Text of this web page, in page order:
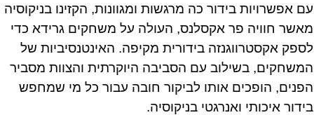
עם אפשרויות בידור כה מרגשות ומגוונות, הקזינו בניקוסיה
מאשר חוויה פר אקסלנס, העולה על משחקים גרידא כדי
לספק אקסטרווגנזה בידורית מקיפה. האינטנסיביות של
המשחקים, בשילוב עם הסביבה היוקרתית והצוות מסביר
הפנים, הופכים אותו לביקור חובה עבור כל מי שמחפש
בידור איכותי ואנרגטי בניקוסיה.